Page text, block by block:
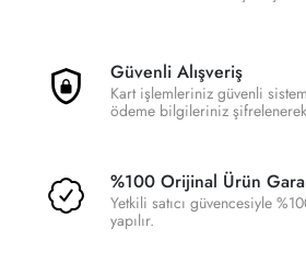
Güvenli Alışveriş
Kart işlemleriniz güvenli
ödeme bilgileriniz şifrelenerek
%100 Orijinal Ürün
Yetkili satıcı güvencesiyle
yapılır.